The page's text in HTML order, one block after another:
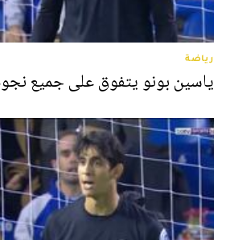
رياضة
ياسين بونو يتفوق على جميع نجوم